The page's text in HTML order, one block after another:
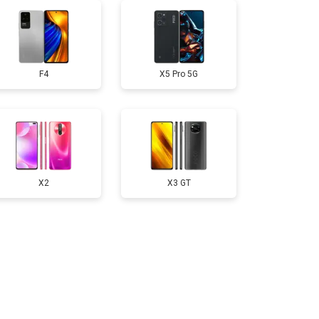
₽ Узнать
Узнать
₽ Узнать
F4 X5 Pro 5G
X2 X3 GT